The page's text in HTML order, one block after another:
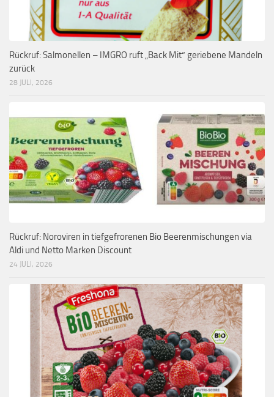
Rückruf: Salmonellen – IMGRO ruft „Back Mit“ geriebene Mandeln
zurück
28 JULI, 2026
Rückruf: Noroviren in tiefgefrorenen Bio Beerenmischungen via
Aldi und Netto Marken Discount
24 JULI, 2026